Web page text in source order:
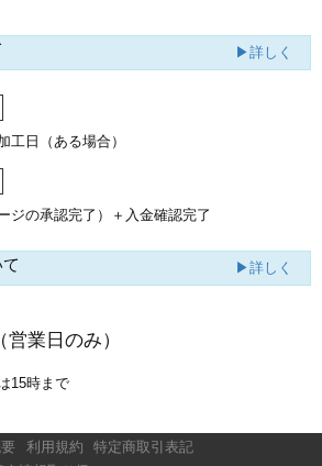
▶詳しく
工日（ある場合）
ジの承認完了） ＋入金確認完了
▶詳しく
（営業日のみ）
15時まで
利用規約
特定商取引表記